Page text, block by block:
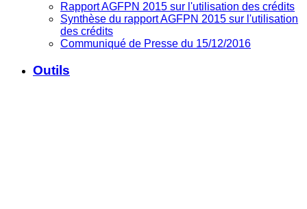
Rapport AGFPN 2015 sur l'utilisation des crédits
Synthèse du rapport AGFPN 2015 sur l'utilisation
des crédits
Communiqué de Presse du 15/12/2016
Outils